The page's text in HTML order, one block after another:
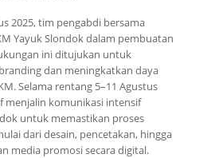
2025, tim pengabdi bersama
Yayuk Slondok dalam pembuatan
ini ditujukan untuk
dan meningkatkan daya
Selama rentang 5–11 Agustus
menjalin komunikasi intensif
untuk memastikan proses
dari desain, pencetakan, hingga
media promosi secara digital.